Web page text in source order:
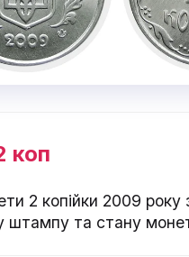
коп
2 копійки 2009 року
штампу та стану